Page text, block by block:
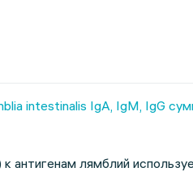
intestinalis IgA, IgM, IgG
лямблий